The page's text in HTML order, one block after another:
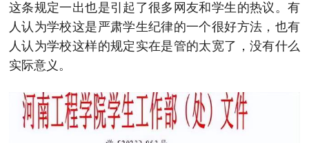
这条规定一出也是引起了很多网友和学生的热议。有
人认为学校这是严肃学生纪律的一个很好方法，也有
人认为学校这样的规定实在是管的太宽了，没有什么
实际意义。